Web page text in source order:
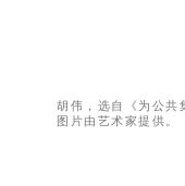
胡伟，选自《为公共
图片由艺术家提供。